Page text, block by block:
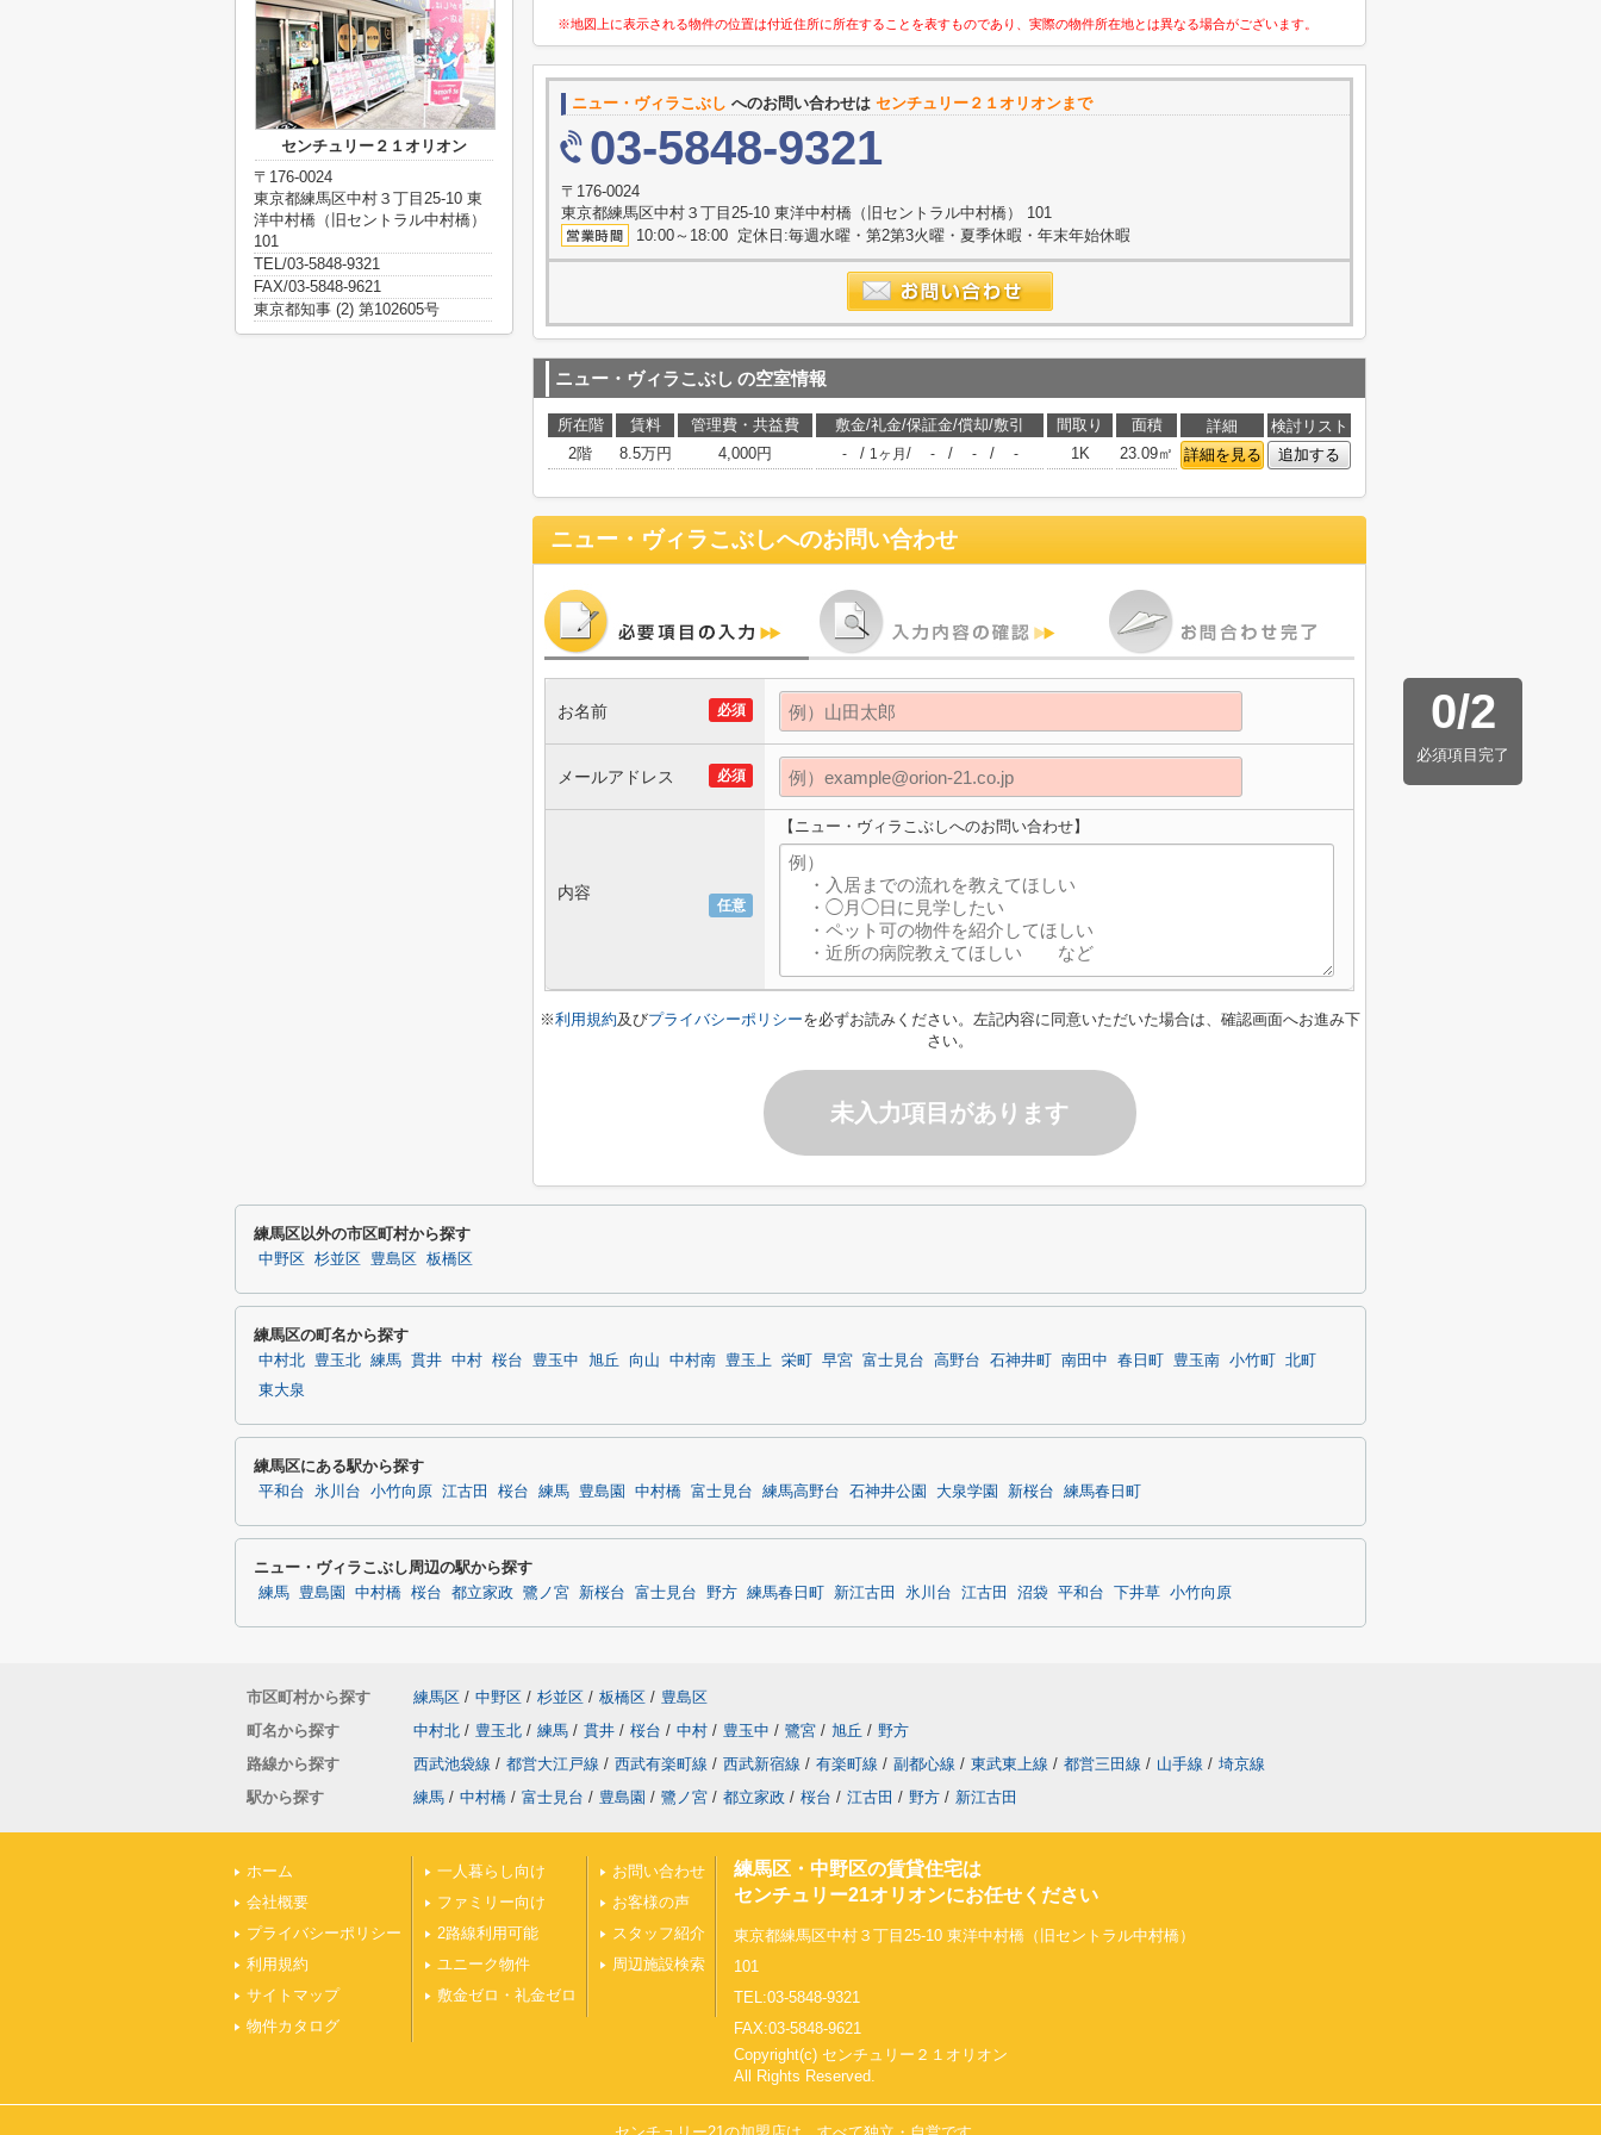
※地図上に表示される物件の位置は付近住所に所在することを表すものであり、実際の物件所在地とは異なる場合がございます。
ニュー・ヴィラこぶし へのお問い合わせは センチュリー２１オリオンまで
03-5848-9321
〒176-0024
東京都練馬区中村３丁目25-10 東洋中村橋（旧セントラル中村橋） 101
10:00～18:00 定休日:毎週水曜・第2第3火曜・夏季休暇・年末年始休暇
ニュー・ヴィラこぶし の空室情報
所在階 賃料 管理費・共益費 敷金/礼金/保証金/償却/敷引 間取り 面積 詳細
検討リスト
2階
8.5万円 4,000円 - / 1ヶ月 / - / - / - 1K 23.09㎡ 詳細を見る 追加する
ニュー・ヴィラこぶしへのお問い合わせ
0/2
必須項目完了
必須
お名前
必須
メールアドレス
任意
内容
【ニュー・ヴィラこぶしへのお問い合わせ】
※利用規約及びプライバシーポリシーを必ずお読みください。左記内容に同意いただいた場合は、確認画面へお進み下
さい。
未入力項目があります
センチュリー２１オリオン
〒176-0024
東京都練馬区中村３丁目25-10 東
洋中村橋（旧セントラル中村橋）
101
TEL/03-5848-9321
FAX/03-5848-9621
東京都知事 (2) 第102605号
練馬区以外の市区町村から探す
中野区 杉並区 豊島区 板橋区
練馬区の町名から探す
中村北 豊玉北 練馬 貫井 中村 桜台 豊玉中 旭丘 向山 中村南 豊玉上 栄町 早宮 富士見台 高野台 石神井町 南田中 春日町 豊玉南 小竹町
北町
東大泉
練馬区にある駅から探す
平和台 氷川台 小竹向原 江古田 桜台 練馬 豊島園 中村橋 富士見台 練馬高野台 石神井公園 大泉学園 新桜台 練馬春日町
ニュー・ヴィラこぶし周辺の駅から探す
練馬 豊島園 中村橋 桜台 都立家政 鷺ノ宮 新桜台 富士見台 野方 練馬春日町 新江古田 氷川台 江古田 沼袋 平和台 下井草 小竹向原
市区町村から探す 練馬区 / 中野区 / 杉並区 / 板橋区 / 豊島区
町名から探す
中村北 / 豊玉北 / 練馬 / 貫井 / 桜台 / 中村 / 豊玉中 / 鷺宮 / 旭丘 / 野方
路線から探す
西武池袋線 / 都営大江戸線 / 西武有楽町線 / 西武新宿線 / 有楽町線 / 副都心線 / 東武東上線 / 都営三田線 / 山手線 / 埼京線
駅から探す
練馬 / 中村橋 / 富士見台 / 豊島園 / 鷺ノ宮 / 都立家政 / 桜台 / 江古田 / 野方 / 新江古田
ホーム
会社概要
プライバシーポリシー
利用規約
サイトマップ
物件カタログ
一人暮らし向け
ファミリー向け
2路線利用可能
ユニーク物件
敷金ゼロ・礼金ゼロ
お問い合わせ
お客様の声
スタッフ紹介
周辺施設検索
練馬区・中野区の賃貸住宅は
センチュリー21オリオンにお任せください
東京都練馬区中村３丁目25-10 東洋中村橋（旧セントラル中村橋）
101
TEL:03-5848-9321
FAX:03-5848-9621
Copyright(c) センチュリー２１オリオン
All Rights Reserved.